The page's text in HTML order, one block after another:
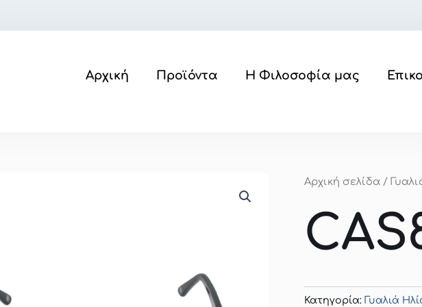
Αρχική Προϊόντα Η Φιλοσοφία μας
Αρχική σελίδα /
Κατηγορία: Γυαλιά